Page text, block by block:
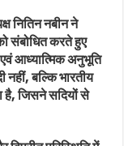
नितिन नबीन ने
संबोधित करते हुए
आध्यात्मिक अनुभूति
बल्कि भारतीय
है, जिसने सदियों से